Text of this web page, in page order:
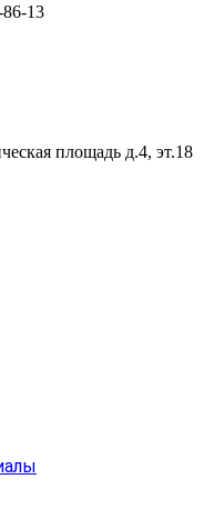
13
площадь д.4, эт.18